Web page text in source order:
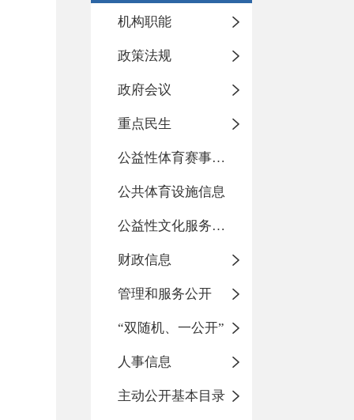
机构职能
政策法规
政府会议
重点民生
公益性体育赛事活动
公共体育设施信息
公益性文化服务活动
财政信息
管理和服务公开
“双随机、一公开”
人事信息
主动公开基本目录